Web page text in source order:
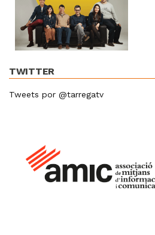
TWITTER
Tweets por @tarregatv